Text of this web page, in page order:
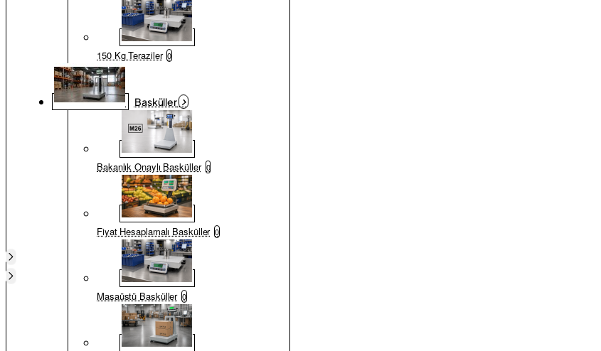
150 Kg Teraziler 0
Basküller
Bakanlık Onaylı Basküller 0
Fiyat Hesaplamalı Basküller 0
Masaüstü Basküller 0